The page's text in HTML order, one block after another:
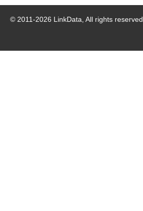
© 2011-2026 LinkData, All rights reserved.